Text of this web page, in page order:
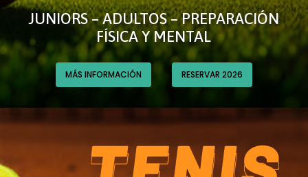
JUNIORS – ADULTOS – PREPARACIÓN
FÍSICA Y MENTAL
MÁS INFORMACIÓN RESERVAR 2026